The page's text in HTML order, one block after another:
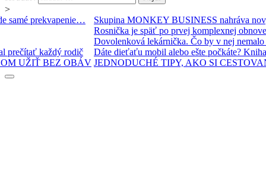
>
BUSINESS nahráva nový album! A bude samé prekvapenie…
po prvej komplexnej obnove za polstoročie
Čo by v nej nemalo chýbať?
alebo ešte počkáte? Kniha, ktorú by si mal prečítať každý rodič
TIPY, AKO SI CESTOVANIE LIETADLOM UŽIŤ BEZ OBÁV